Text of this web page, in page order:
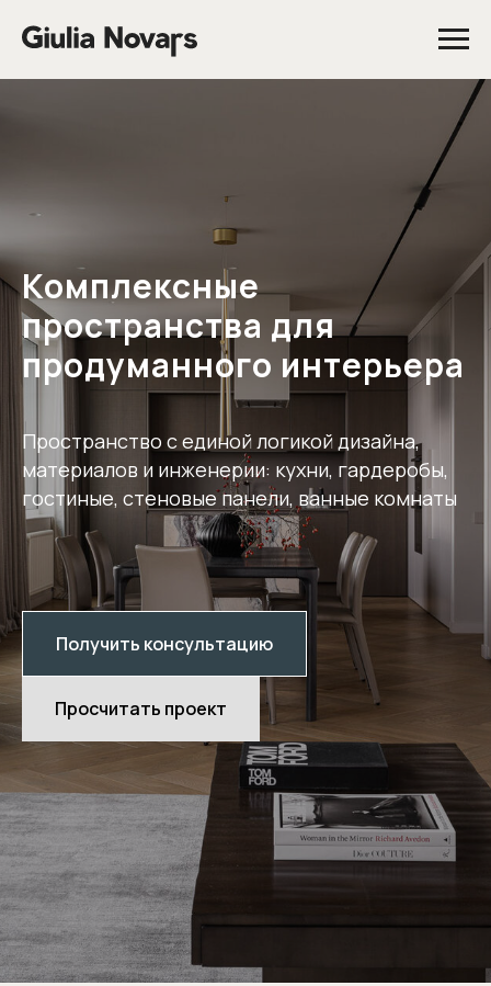
Комплексные
пространства для
продуманного интерьера
Пространство с единой логикой дизайна,
материалов и инженерии: кухни, гардеробы,
гостиные, стеновые панели, ванные комнаты
Получить консультацию
Просчитать проект